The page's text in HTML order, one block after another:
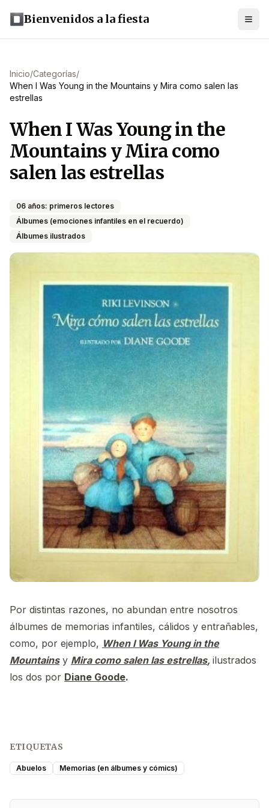
Bienvenidos a la fiesta
Inicio/Categorías/
When I Was Young in the Mountains y Mira como salen las
estrellas
When I Was Young in the
Mountains y Mira como
salen las estrellas
06 años: primeros lectores
Álbumes (emociones infantiles en el recuerdo)
Álbumes ilustrados
Por distintas razones, no abundan entre nosotros
álbumes de memorias infantiles, cálidos y entrañables,
como, por ejemplo, When I Was Young in the
Mountainsy Mira como salen las estrellas, ilustrados
los dos por Diane Goode.
ETIQUETAS
Abuelos Memorias (en álbumes y cómics)